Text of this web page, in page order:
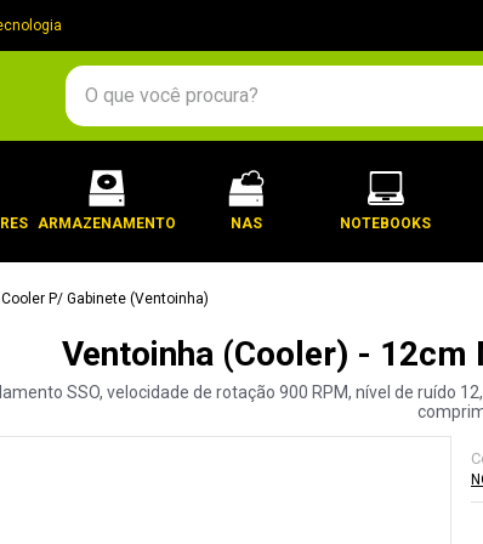
você procura?
ARMAZENAMENTO NAS NOTEBOOKS
Cooler P/ Gabinete (Ventoinha)
Ventoinha (Cooler) -
SSO, velocidade de rotação 900 RPM, nível de ruído
gabinete
2º
keychron
5º
openbox
6º
mouse